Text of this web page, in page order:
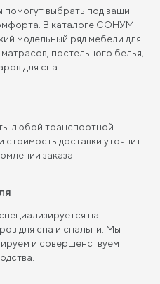
помогут выбрать под ваши
В каталоге СОНУМ
модельный ряд мебели для
постельного белья,
для сна.
любой транспортной
стоимость доставки уточнит
заказа.
на
для сна и спальни. Мы
и совершенствуем